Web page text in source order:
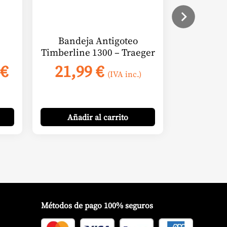
€El
actual
es:
Bandeja Antigoteo
Timberline 1300 – Traeger
21,99€ (IVA inc.)
Añadiral carrito
Métodos de pago 100% seguros